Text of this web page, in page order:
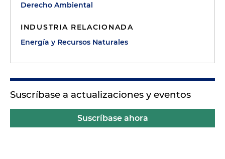
Derecho Ambiental
INDUSTRIA RELACIONADA
Energía y Recursos Naturales
Suscríbase a actualizaciones y eventos
Suscríbase ahora